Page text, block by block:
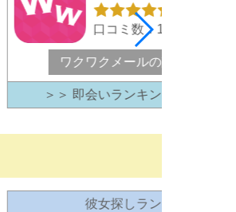
口コミ数：129件
ワクワクメールの詳細を見る
＞＞ 即会いランキングを見る ＜＜
彼女探しランキング